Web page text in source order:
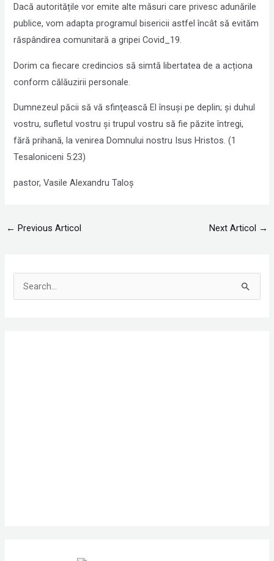
Dacă autoritățile vor emite alte măsuri care privesc adunările
publice, vom adapta programul bisericii astfel încât să evităm
răspândirea comunitară a gripei Covid_19.
Dorim ca fiecare credincios să simtă libertatea de a acționa
conform călăuzirii personale.
Dumnezeul păcii să vă sfinţească El însuşi pe deplin; şi duhul
vostru, sufletul vostru şi trupul vostru să fie păzite întregi,
fără prihană, la venirea Domnului nostru Isus Hristos. (1
Tesaloniceni 5:23)
pastor, Vasile Alexandru Taloș
← Previous Articol Next Articol →